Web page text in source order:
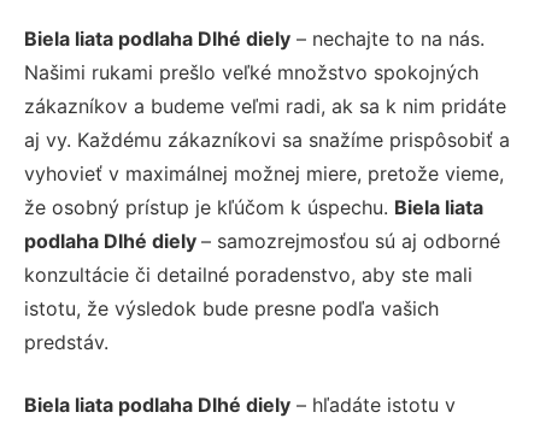
Biela liata podlaha Dlhé diely – nechajte to na nás.
Našimi rukami prešlo veľké množstvo spokojných
zákazníkov a budeme veľmi radi, ak sa k nim pridáte
aj vy. Každému zákazníkovi sa snažíme prispôsobiť a
vyhovieť v maximálnej možnej miere, pretože vieme,
že osobný prístup je kľúčom k úspechu. Biela liata
podlaha Dlhé diely – samozrejmosťou sú aj odborné
konzultácie či detailné poradenstvo, aby ste mali
istotu, že výsledok bude presne podľa vašich
predstáv.
Biela liata podlaha Dlhé diely – hľadáte istotu v